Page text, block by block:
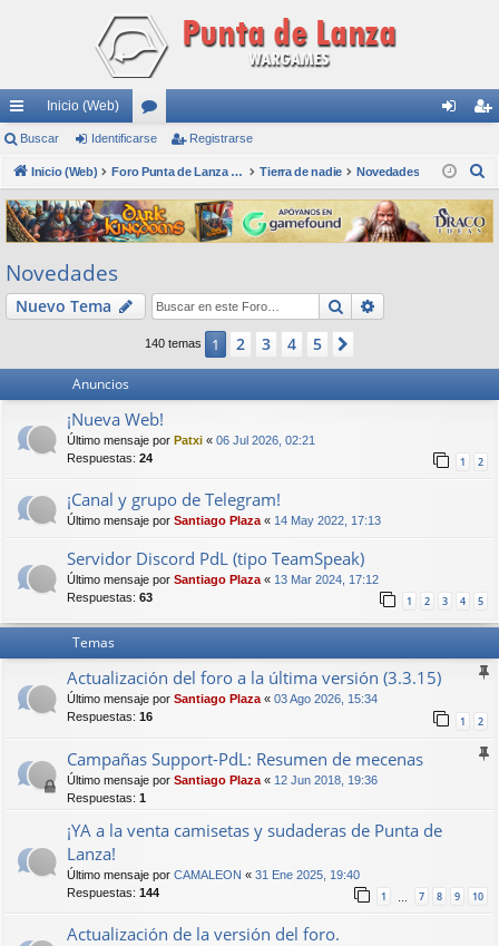
nl
ac
es
rá
pi
do
Inicio (Web)
or
os nti
fic
ar
ist
ra
rs
Buscar Identificarse Registrarse
Inicio (Web) Foro Punta de Lanza Wargames Tierra de nadie Novedades
s
c
Novedades
Nuevo Tema Buscar
140 temas 1 2 3 4 5
Anuncios
¡Nueva Web!
Último mensaje por Patxi « 06 Jul 2026, 02:21
Respuestas: 24 1 2
¡Canal y grupo de Telegram!
Último mensaje por Santiago Plaza « 14 May 2022, 17:13
Servidor Discord PdL (tipo TeamSpeak)
Último mensaje por Santiago Plaza « 13 Mar 2024, 17:12
Respuestas: 63 1 2 3 4 5
Temas
Actualización del foro a la última versión (3.3.15)
Último mensaje por Santiago Plaza« 03 Ago 2026, 15:34
Respuestas: 16 1 2
Campañas Support-PdL: Resumen de mecenas
Último mensaje por Santiago Plaza « 12 Jun 2018, 19:36
Respuestas: 1
¡YA a la venta camisetas y sudaderas de Punta de
Lanza!
Último mensaje por CAMALEON « 31 Ene 2025, 19:40
Respuestas: 144 1 7 8 9 10
Actualización de la versión del foro.